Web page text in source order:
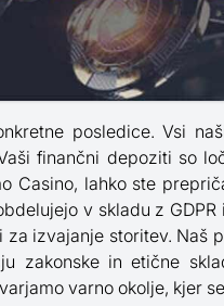
posledice. Vsi
finančni depoziti so
Casino, lahko ste
v skladu z
izvajanje storitev. Naš
zakonske in etične
varno okolje, kjer